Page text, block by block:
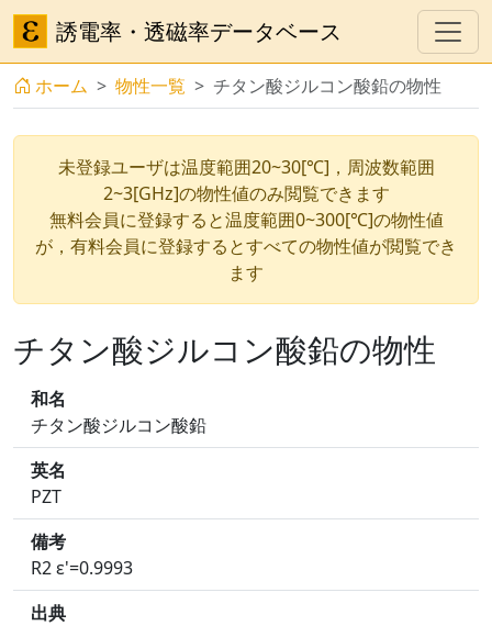
誘電率・透磁率データベース
ホーム 物性一覧 チタン酸ジルコン酸鉛の物性
未登録ユーザは温度範囲20~30[℃]，周波数範囲
2~3[GHz]の物性値のみ閲覧できます
無料会員に登録すると温度範囲0~300[℃]の物性値
が，有料会員に登録するとすべての物性値が閲覧でき
ます
チタン酸ジルコン酸鉛の物性
和名
チタン酸ジルコン酸鉛
英名
PZT
備考
R2 ε'=0.9993
出典